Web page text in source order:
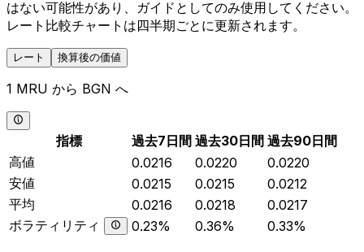
はない可能性があり、ガイドとしてのみ使用してください。
レート比較チャートは四半期ごとに更新されます。
レート 換算後の価値
1 MRU から BGN へ
指標 過去7日間 過去30日間 過去90日間
高値
0.0216 0.0220
0.0220
安値
0.0215 0.0215
0.0212
平均
0.0216 0.0218
0.0217
ボラティリティ
0.23% 0.36% 0.33%